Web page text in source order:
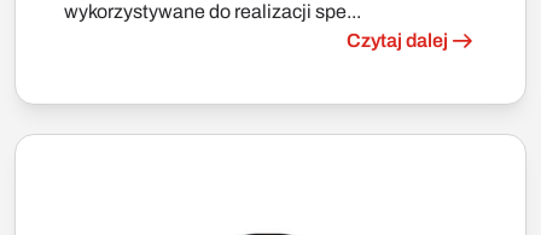
wykorzystywane do realizacji spe...
Czytaj dalej